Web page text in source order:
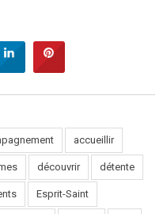
accueillir
découvrir détente
Esprit-Saint